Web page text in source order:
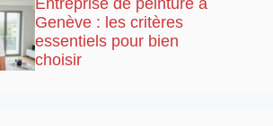
Genève : les critères
essentiels pour bien
choisir